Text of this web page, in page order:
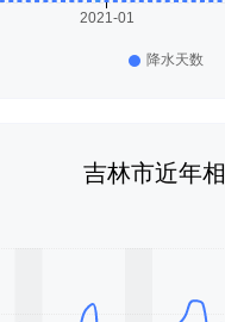
吉林市近年